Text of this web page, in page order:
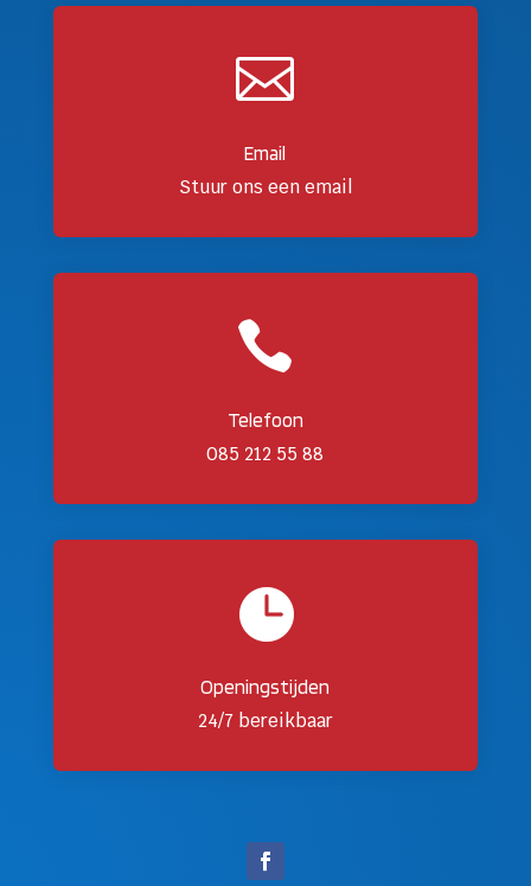

Email
Stuur ons een email

Telefoon
085 212 55 88

Openingstijden
24/7 bereikbaar